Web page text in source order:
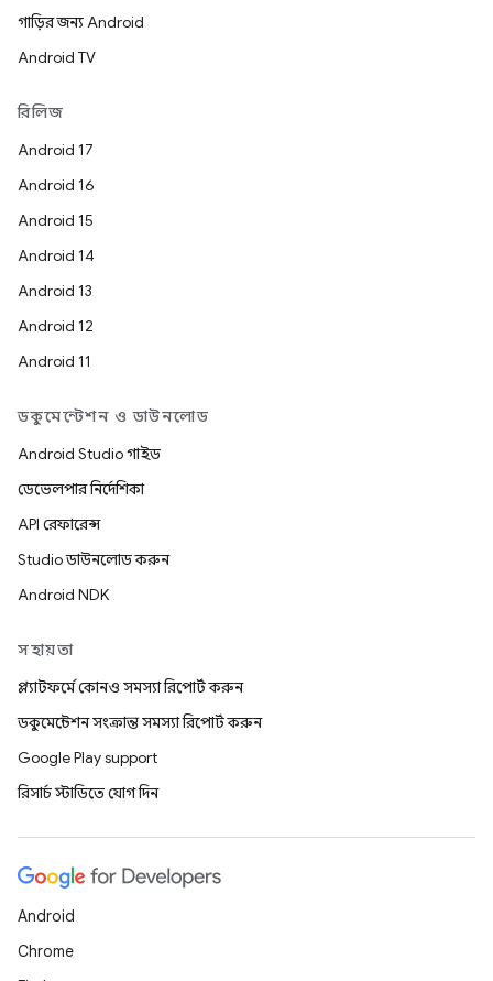
গাড়ির জন্য Android
Android TV
রিলিজ
Android 17
Android 16
Android 15
Android 14
Android 13
Android 12
Android 11
ডকুমেন্টেশন ও ডাউনলোড
Android Studio গাইড
ডেভেলপার নির্দেশিকা
API রেফারেন্স
Studio ডাউনলোড করুন
Android NDK
সহায়তা
প্ল্যাটফর্মে কোনও সমস্যা রিপোর্ট করুন
ডকুমেন্টেশন সংক্রান্ত সমস্যা রিপোর্ট করুন
Google Play support
রিসার্চ স্টাডিতে যোগ দিন
Android
Chrome